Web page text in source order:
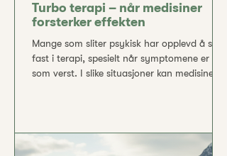
Turbo terapi – når medisiner
forsterker effekten
Mange som sliter psykisk har opplevd å stå
fast i terapi, spesielt når symptomene er
som verst. I slike situasjoner kan medisiner
infusjonsbehandling med legemidler og
samtaleterapi – ser ut til å gi sterkere og